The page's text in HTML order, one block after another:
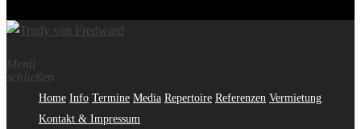
Menü
schließen
Home Info Termine Media Repertoire Referenzen Vermietung
Kontakt & Impressum